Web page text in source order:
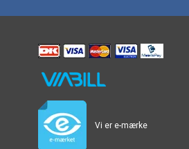
Vi er e-mærke